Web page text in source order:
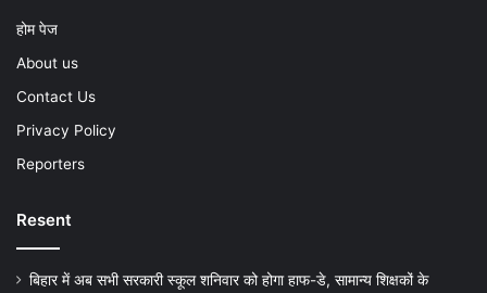
होम पेज
About us
Contact Us
Privacy Policy
Reporters
Resent
बिहार में अब सभी सरकारी स्कूल शनिवार को होगा हाफ-डे, सामान्य शिक्षकों के